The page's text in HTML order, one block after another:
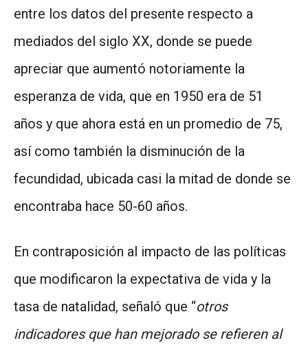
entre los datos del presente respecto a
mediados del siglo XX, donde se puede
apreciar que aumentó notoriamente la
esperanza de vida, que en 1950 era de 51
años y que ahora está en un promedio de 75,
así como también la disminución de la
fecundidad, ubicada casi la mitad de donde se
encontraba hace 50-60 años.
En contraposición al impacto de las políticas
que modificaron la expectativa de vida y la
tasa de natalidad, señaló que “otros
indicadores que han mejorado se refieren al